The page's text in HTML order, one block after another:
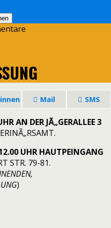
Mail SMS
AN DER JÃ„GERALLEE 3
UHR HAUTPEINGANG
STR. 79-81.
)